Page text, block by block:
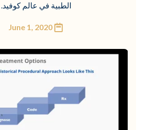
الطبية في عالم كوفيد.
June 1, 2020